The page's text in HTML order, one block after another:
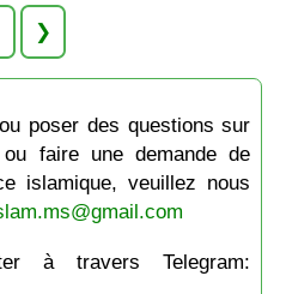
❯
poser des questions sur
faire une demande de
islamique, veuillez nous
à travers Telegram: